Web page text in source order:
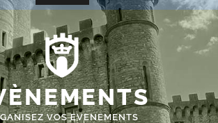
VOS EVENEMENTS